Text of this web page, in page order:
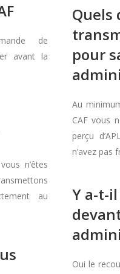
de
avant la
n’êtes
au
Quels
pour
Au
CAF vous
perçu
n’avez pas
Y a-t-
Oui le